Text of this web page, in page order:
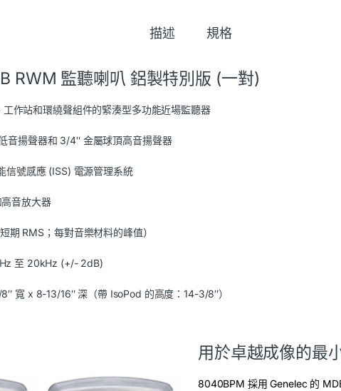
描述 規格
RWM 監聽喇叭 鋁製特別版 (一對)
作站和環繞聲組件的緊湊型多功能近場監聽器
音揚聲器和 3/4″ 金屬球頂高音揚聲器
信號感應 (ISS) 電源管理系統
音放大器
期 RMS；每對音樂材料的峰值）
至 20kHz (+/- 2dB)
寬 x 8-13/16″ 深（帶 IsoPod 的高度：14-3/8″）
用於卓越成像的最
8040BPM 採用 Genelec 的